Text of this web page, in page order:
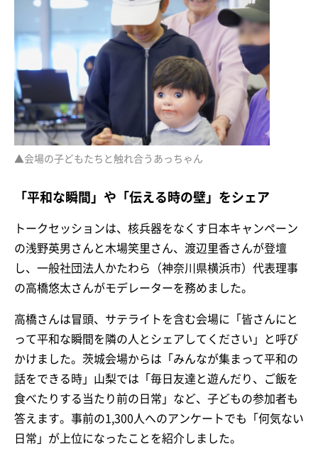
▲会場の子どもたちと触れ合うあっちゃん
「平和な瞬間」や「伝える時の壁」をシェア
トークセッションは、核兵器をなくす日本キャンペーン
の浅野英男さんと木場笑里さん、渡辺里香さんが登壇
し、一般社団法人かたわら（神奈川県横浜市）代表理事
の高橋悠太さんがモデレーターを務めました。
高橋さんは冒頭、サテライトを含む会場に「皆さんにと
って平和な瞬間を隣の人とシェアしてください」と呼び
かけました。茨城会場からは「みんなが集まって平和の
話をできる時」山梨では「毎日友達と遊んだり、ご飯を
食べたりする当たり前の日常」など、子どもの参加者も
答えます。事前の1,300人へのアンケートでも「何気ない
日常」が上位になったことを紹介しました。